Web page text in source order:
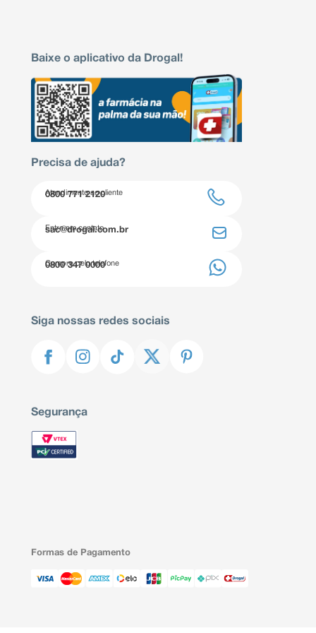
Baixe o aplicativo da Drogal!
Precisa de ajuda?
Atendimento ao cliente
0800 771 2120
Entre em contato
sac@drogal.com.br
Compre pelo telefone
0800 347 0000
Siga nossas redes sociais
Segurança
Formas de Pagamento